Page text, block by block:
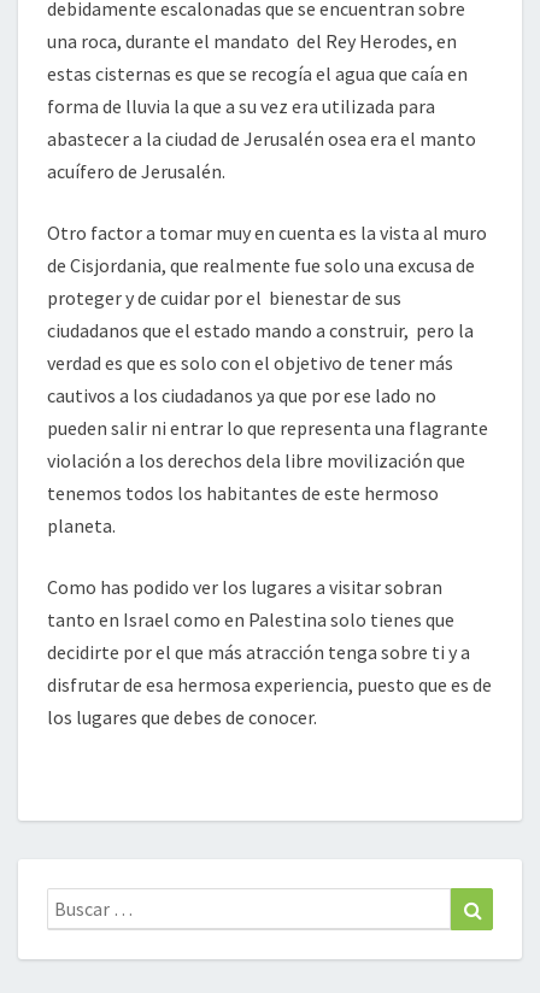
debidamente escalonadas que se encuentran sobre
una roca, durante el mandato del Rey Herodes, en
estas cisternas es que se recogía el agua que caía en
forma de lluvia la que a su vez era utilizada para
abastecer a la ciudad de Jerusalén osea era el manto
acuífero de Jerusalén.
Otro factor a tomar muy en cuenta es la vista al muro
de Cisjordania, que realmente fue solo una excusa de
proteger y de cuidar por el bienestar de sus
ciudadanos que el estado mando a construir, pero la
verdad es que es solo con el objetivo de tener más
cautivos a los ciudadanos ya que por ese lado no
pueden salir ni entrar lo que representa una flagrante
violación a los derechos dela libre movilización que
tenemos todos los habitantes de este hermoso
planeta.
Como has podido ver los lugares a visitar sobran
tanto en Israel como en Palestina solo tienes que
decidirte por el que más atracción tenga sobre ti y a
disfrutar de esa hermosa experiencia, puesto que es de
los lugares que debes de conocer.
Buscar: